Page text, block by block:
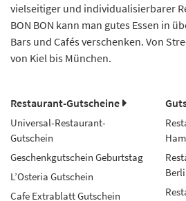
vielseitiger und individualisierbarer
BON BON kann man gutes Essen in
Bars und Cafés verschenken. Von
von Kiel bis München.
Restaurant-Gutscheine
Universal-Restaurant-
Gutschein
Geschenkgutschein Geburtstag
L’Osteria Gutschein
Cafe Extrablatt Gutschein